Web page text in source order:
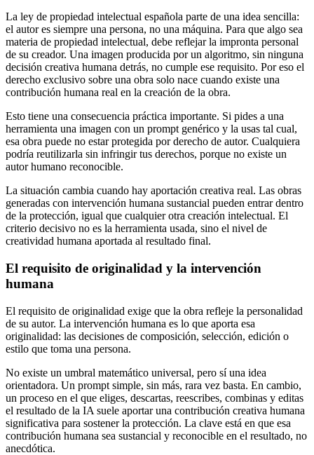
La ley de propiedad intelectual española parte de una idea sencilla:
el autor es siempre una persona, no una máquina. Para que algo sea
materia de propiedad intelectual, debe reflejar la impronta personal
de su creador. Una imagen producida por un algoritmo, sin ninguna
decisión creativa humana detrás, no cumple ese requisito. Por eso el
derecho exclusivo sobre una obra solo nace cuando existe una
contribución humana real en la creación de la obra.
Esto tiene una consecuencia práctica importante. Si pides a una
herramienta una imagen con un prompt genérico y la usas tal cual,
esa obra puede no estar protegida por derecho de autor. Cualquiera
podría reutilizarla sin infringir tus derechos, porque no existe un
autor humano reconocible.
La situación cambia cuando hay aportación creativa real. Las obras
generadas con intervención humana sustancial pueden entrar dentro
de la protección, igual que cualquier otra creación intelectual. El
criterio decisivo no es la herramienta usada, sino el nivel de
creatividad humana aportada al resultado final.
El requisito de originalidad y la intervención
humana
El requisito de originalidad exige que la obra refleje la personalidad
de su autor. La intervención humana es lo que aporta esa
originalidad: las decisiones de composición, selección, edición o
estilo que toma una persona.
No existe un umbral matemático universal, pero sí una idea
orientadora. Un prompt simple, sin más, rara vez basta. En cambio,
un proceso en el que eliges, descartas, reescribes, combinas y editas
el resultado de la IA suele aportar una contribución creativa humana
significativa para sostener la protección. La clave está en que esa
contribución humana sea sustancial y reconocible en el resultado, no
anecdótica.